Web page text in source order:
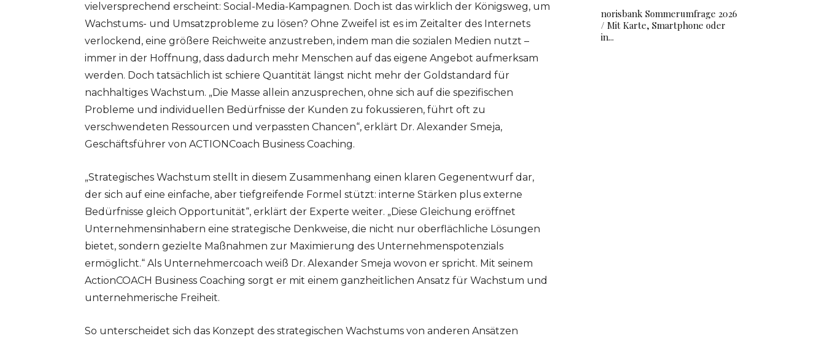
vielversprechend erscheint: Social-Media-Kampagnen. Doch ist das wirklich der Königsweg, um
Wachstums- und Umsatzprobleme zu lösen? Ohne Zweifel ist es im Zeitalter des Internets
verlockend, eine größere Reichweite anzustreben, indem man die sozialen Medien nutzt –
immer in der Hoffnung, dass dadurch mehr Menschen auf das eigene Angebot aufmerksam
werden. Doch tatsächlich ist schiere Quantität längst nicht mehr der Goldstandard für
nachhaltiges Wachstum. „Die Masse allein anzusprechen, ohne sich auf die spezifischen
Probleme und individuellen Bedürfnisse der Kunden zu fokussieren, führt oft zu
verschwendeten Ressourcen und verpassten Chancen“, erklärt Dr. Alexander Smeja,
Geschäftsführer von ACTIONCoach Business Coaching.
„Strategisches Wachstum stellt in diesem Zusammenhang einen klaren Gegenentwurf dar,
der sich auf eine einfache, aber tiefgreifende Formel stützt: interne Stärken plus externe
Bedürfnisse gleich Opportunität“, erklärt der Experte weiter. „Diese Gleichung eröffnet
Unternehmensinhabern eine strategische Denkweise, die nicht nur oberflächliche Lösungen
bietet, sondern gezielte Maßnahmen zur Maximierung des Unternehmenspotenzials
ermöglicht.“ Als Unternehmercoach weiß Dr. Alexander Smeja wovon er spricht. Mit seinem
ActionCOACH Business Coaching sorgt er mit einem ganzheitlichen Ansatz für Wachstum und
unternehmerische Freiheit.
So unterscheidet sich das Konzept des strategischen Wachstums von anderen Ansätzen
norisbank Sommerumfrage 2026
/ Mit Karte, Smartphone oder
in...